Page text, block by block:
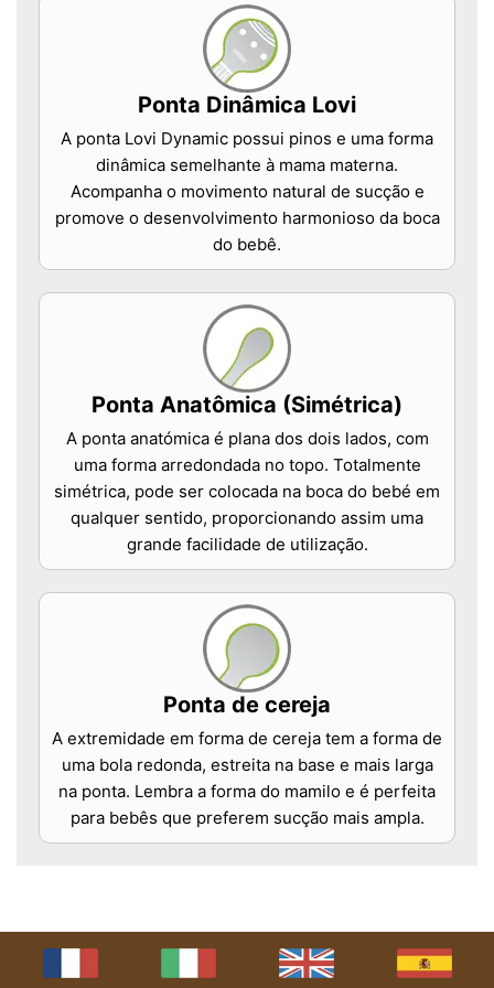
Ponta Dinâmica Lovi
A ponta Lovi Dynamic possui pinos e uma forma
dinâmica semelhante à mama materna.
Acompanha o movimento natural de sucção e
promove o desenvolvimento harmonioso da boca
do bebê.
Ponta Anatômica (Simétrica)
A ponta anatómica é plana dos dois lados, com
uma forma arredondada no topo. Totalmente
simétrica, pode ser colocada na boca do bebé em
qualquer sentido, proporcionando assim uma
grande facilidade de utilização.
Ponta de cereja
A extremidade em forma de cereja tem a forma de
uma bola redonda, estreita na base e mais larga
na ponta. Lembra a forma do mamilo e é perfeita
para bebês que preferem sucção mais ampla.